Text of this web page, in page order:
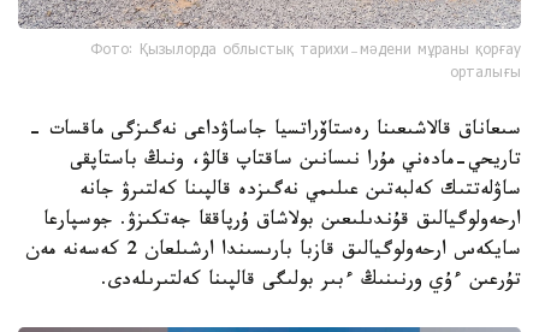
Фото: Қызылорда облыстық тарихи-мәдени мұраны қорғау
орталығы
سىعاناق قالاشىعىنا رەستاۆراتسيا جاساۋداعى نەگىزگى ماقسات -
تاريحي-مادەني مۇرا نىسانىن ساقتاپ قالۋ، ونىڭ باستاپقى
ساۋلەتتىك كەلبەتىن عىلىمي نەگىزدە قالپىنا كەلتىرۋ جانە
ارحەولوگيالىق قۇندىلىعىن بولاشاق ۇرپاققا جەتكىزۋ. جوسپارعا
سايكەس ارحەولوگيالىق قازبا بارىسىندا ارشىلعان 2 كەسەنە مەن
تۇرعىن ءۇي ورنىنىڭ ءبىر بولىگى قالپىنا كەلتىرىلەدى.